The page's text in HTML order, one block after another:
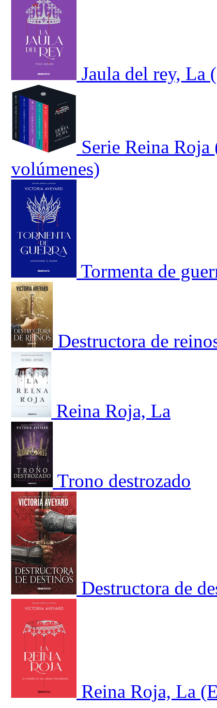
Jaula del rey, La
Serie Reina
volúmenes)
Tormenta de
Destructora de
Reina Roja, La
Trono destrozado
Destructora de
Reina Roja, La